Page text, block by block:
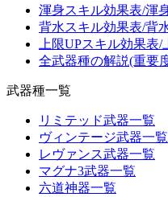
渾身スキル効果表/渾
背水スキル効果表/背
上限UPスキル効果表
全武器種の解説(重要
武器種一覧
リミテッド武器一覧
ヴィンテージ武器一覧
レヴァンス武器一覧
マグナ3武器一覧
六道神器一覧